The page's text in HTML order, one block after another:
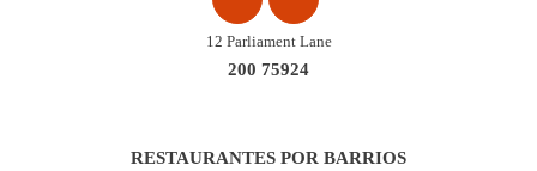
12 Parliament Lane
200 75924
RESTAURANTES POR BARRIOS